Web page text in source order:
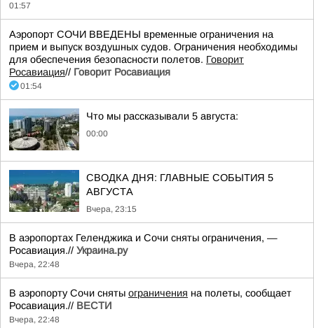
01:57
Аэропорт СОЧИ ВВЕДЕНЫ временные ограничения на
прием и выпуск воздушных судов. Ограничения необходимы
для обеспечения безопасности полетов. Говорит
Росавиация// Говорит Росавиация
01:54
Что мы рассказывали 5 августа:
00:00
СВОДКА ДНЯ: ГЛАВНЫЕ СОБЫТИЯ 5
АВГУСТА
Вчера, 23:15
В аэропортах Геленджика и Сочи сняты ограничения, —
Росавиация.// Украина.ру
Вчера, 22:48
В аэропорту Сочи сняты ограничения на полеты, сообщает
Росавиация.// ВЕСТИ
Вчера, 22:48